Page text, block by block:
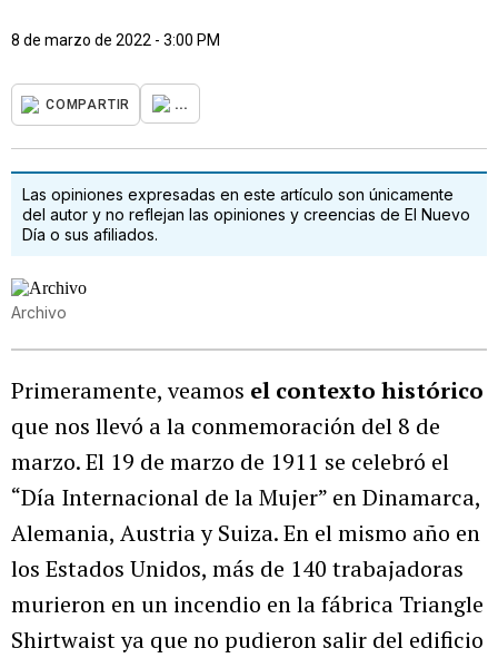
8 de marzo de 2022 - 3:00 PM
COMPARTIR ...
Las opiniones expresadas en este artículo son únicamente
del autor y no reflejan las opiniones y creencias de El Nuevo
Día o sus afiliados.
Archivo
Primeramente, veamos el contexto histórico
que nos llevó a la conmemoración del 8 de
marzo. El 19 de marzo de 1911 se celebró el
“Día Internacional de la Mujer” en Dinamarca,
Alemania, Austria y Suiza. En el mismo año en
los Estados Unidos, más de 140 trabajadoras
murieron en un incendio en la fábrica Triangle
Shirtwaist ya que no pudieron salir del edificio